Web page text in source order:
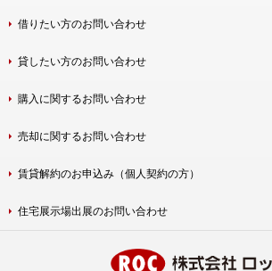
借りたい方のお問い合わせ
貸したい方のお問い合わせ
購入に関するお問い合わせ
売却に関するお問い合わせ
賃貸解約のお申込み（個人契約の方）
住宅展示場出展のお問い合わせ